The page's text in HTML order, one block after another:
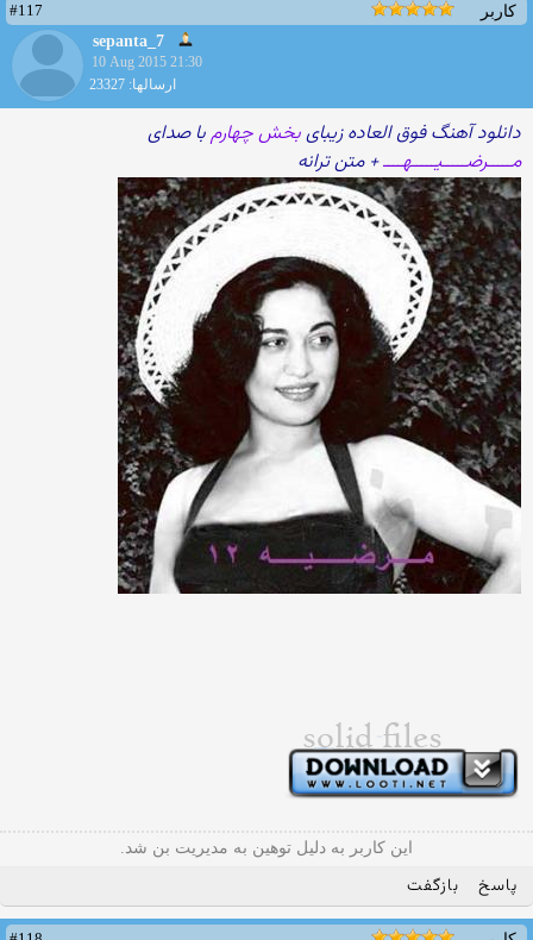
کاربر
#117
sepanta_7
10 Aug 2015 21:30
ارسالها: 23327
دانلود آهنگ فوق العاده زیبایبخش چهارمبا صدای
مـــــرضـــــیـــــهــــ+ متن ترانه
این کاربر به دلیل توهین به مدیریت بن شد.
پاسخ بازگفت